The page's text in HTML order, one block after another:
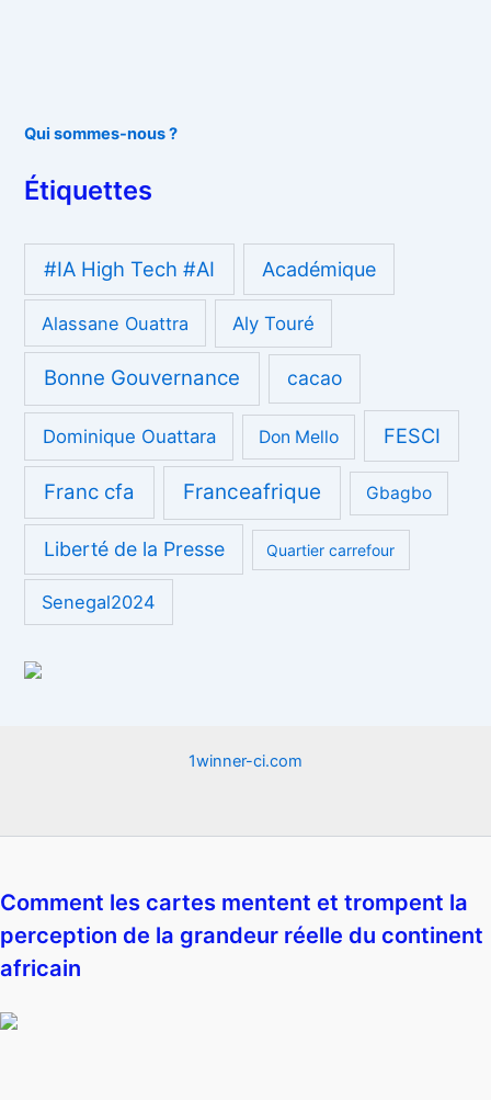
Qui sommes-nous ?
Étiquettes
#IA High Tech #AI Académique
Alassane Ouattra Aly Touré
Bonne Gouvernance cacao
Dominique Ouattara Don Mello FESCI
Franc cfa Franceafrique Gbagbo
Liberté de la Presse Quartier carrefour
Senegal2024
1winner-ci.com
Comment les cartes mentent et trompent la
perception de la grandeur réelle du continent
africain